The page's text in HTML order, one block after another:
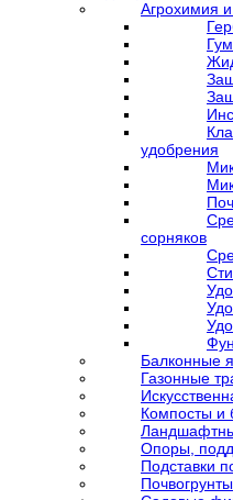
Агрохимия
удобрения
сорняков
Балконные
Газонные
Компосты и
Опоры,
Подставки
Почвогрунты